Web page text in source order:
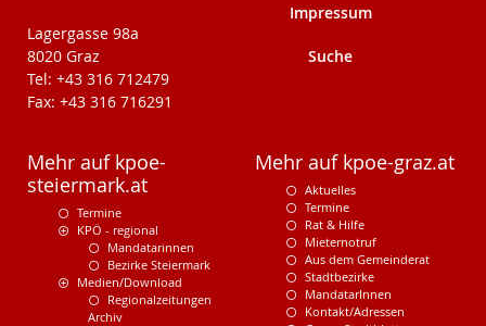
KPÖ-Steiermark
Lagergasse 98a
8020 Graz
Tel: +43 316 712479
Fax: +43 316 716291
Impressum
Suche
Mehr auf kpoe-
steiermark.at
Termine
KPÖ - regional
Mandatarinnen
Bezirke Steiermark
Medien/Download
Regionalzeitungen
Archiv
Mehr auf kpoe-graz.at
Aktuelles
Termine
Rat & Hilfe
Mieternotruf
Aus dem Gemeinderat
Stadtbezirke
MandatarInnen
Kontakt/Adressen